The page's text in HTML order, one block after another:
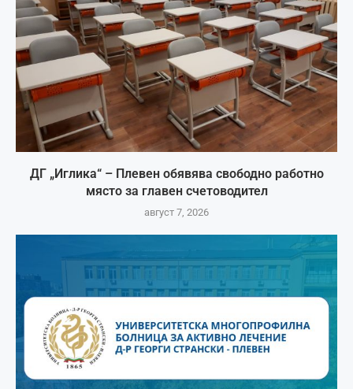
ДГ „Иглика“ – Плевен обявява свободно работно
място за главен счетоводител
август 7, 2026